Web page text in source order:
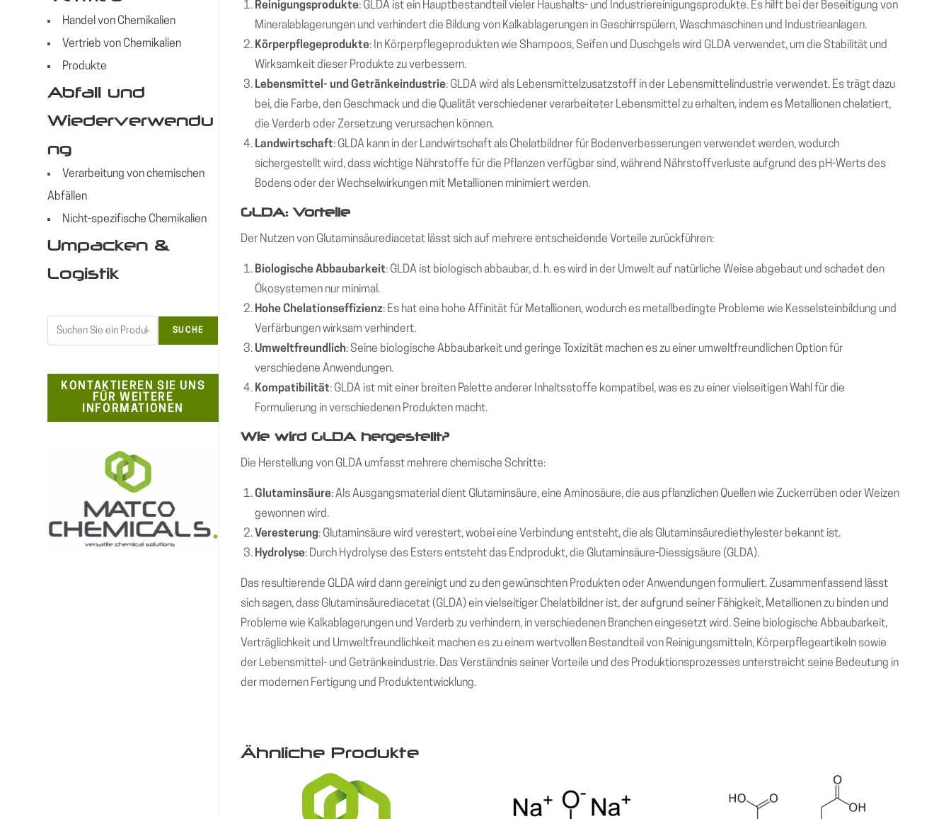
Reinigungsprodukte: GLDA ist ein Hauptbestandteil vieler Haushalts- und Industriereinigungsprodukte. Es hilft bei der Beseitigung von
Mineralablagerungen und verhindert die Bildung von Kalkablagerungen in Geschirrspülern, Waschmaschinen und Industrieanlagen.
Körperpflegeprodukte: In Körperpflegeprodukten wie Shampoos, Seifen und Duschgels wird GLDA verwendet, um die Stabilität und
Wirksamkeit dieser Produkte zu verbessern.
Lebensmittel- und Getränkeindustrie: GLDA wird als Lebensmittelzusatzstoff in der Lebensmittelindustrie verwendet. Es trägt dazu
bei, die Farbe, den Geschmack und die Qualität verschiedener verarbeiteter Lebensmittel zu erhalten, indem es Metallionen chelatiert,
die Verderb oder Zersetzung verursachen können.
Landwirtschaft: GLDA kann in der Landwirtschaft als Chelatbildner für Bodenverbesserungen verwendet werden, wodurch
sichergestellt wird, dass wichtige Nährstoffe für die Pflanzen verfügbar sind, während Nährstoffverluste aufgrund des pH-Werts des
Bodens oder der Wechselwirkungen mit Metallionen minimiert werden.
GLDA: Vorteile
Der Nutzen von Glutaminsäurediacetat lässt sich auf mehrere entscheidende Vorteile zurückführen:
Biologische Abbaubarkeit: GLDA ist biologisch abbaubar, d. h. es wird in der Umwelt auf natürliche Weise abgebaut und schadet den
Ökosystemen nur minimal.
Hohe Chelationseffizienz: Es hat eine hohe Affinität für Metallionen, wodurch es metallbedingte Probleme wie Kesselsteinbildung und
Verfärbungen wirksam verhindert.
Umweltfreundlich: Seine biologische Abbaubarkeit und geringe Toxizität machen es zu einer umweltfreundlichen Option für
verschiedene Anwendungen.
Kompatibilität: GLDA ist mit einer breiten Palette anderer Inhaltsstoffe kompatibel, was es zu einer vielseitigen Wahl für die
Formulierung in verschiedenen Produkten macht.
Wie wird GLDA hergestellt?
Die Herstellung von GLDA umfasst mehrere chemische Schritte:
Glutaminsäure: Als Ausgangsmaterial dient Glutaminsäure, eine Aminosäure, die aus pflanzlichen Quellen wie Zuckerrüben oder Weizen
gewonnen wird.
Veresterung: Glutaminsäure wird verestert, wobei eine Verbindung entsteht, die als Glutaminsäurediethylester bekannt ist.
Hydrolyse: Durch Hydrolyse des Esters entsteht das Endprodukt, die Glutaminsäure-Diessigsäure (GLDA).
Das resultierende GLDA wird dann gereinigt und zu den gewünschten Produkten oder Anwendungen formuliert. Zusammenfassend lässt
sich sagen, dass Glutaminsäurediacetat (GLDA) ein vielseitiger Chelatbildner ist, der aufgrund seiner Fähigkeit, Metallionen zu binden und
Probleme wie Kalkablagerungen und Verderb zu verhindern, in verschiedenen Branchen eingesetzt wird. Seine biologische Abbaubarkeit,
Verträglichkeit und Umweltfreundlichkeit machen es zu einem wertvollen Bestandteil von Reinigungsmitteln, Körperpflegeartikeln sowie
der Lebensmittel- und Getränkeindustrie. Das Verständnis seiner Vorteile und des Produktionsprozesses unterstreicht seine Bedeutung in
der modernen Fertigung und Produktentwicklung.
Ähnliche Produkte
Handel von Chemikalien
Vertrieb von Chemikalien
Produkte
Abfall und
Wiederverwendu
ng
Verarbeitung von chemischen
Abfällen
Nicht-spezifische Chemikalien
Umpacken &
Logistik
Suchen
SUCHE
KONTAKTIEREN SIE UNS
FÜR WEITERE
INFORMATIONEN